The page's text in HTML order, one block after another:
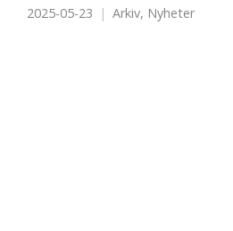
2025-05-23 Arkiv, Nyheter